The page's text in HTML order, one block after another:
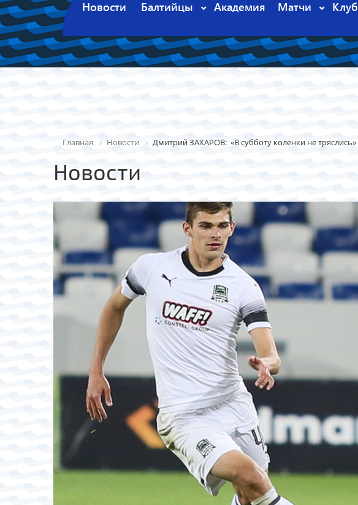
Новости Балтийцы Академия Матчи Клуб
Главная Новости Дмитрий ЗАХАРОВ: «В субботу коленки не тряслись»
Новости